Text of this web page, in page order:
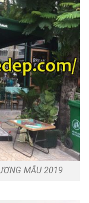
MẪU 2019